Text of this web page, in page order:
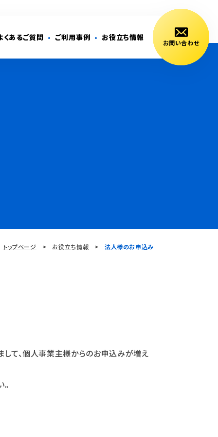
くあるご質問 ご利用事例 お役立ち情報
お問い合わせ
トップページ お役立ち情報 法人様のお申込み
して、個人事業主様からのお申込みが増え